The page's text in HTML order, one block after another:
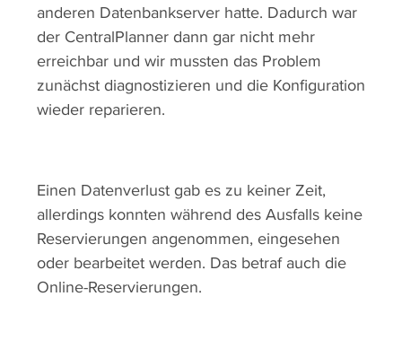
anderen Datenbankserver hatte. Dadurch war
der CentralPlanner dann gar nicht mehr
erreichbar und wir mussten das Problem
zunächst diagnostizieren und die Konfiguration
wieder reparieren.
Einen Datenverlust gab es zu keiner Zeit,
allerdings konnten während des Ausfalls keine
Reservierungen angenommen, eingesehen
oder bearbeitet werden. Das betraf auch die
Online-Reservierungen.